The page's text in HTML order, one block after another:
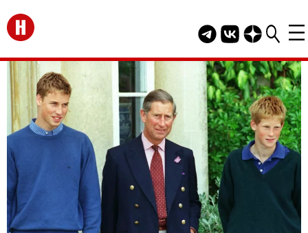
Перейти на главную
Telegram канал
Группа HELLO
Канал